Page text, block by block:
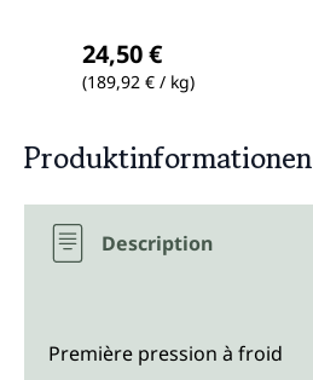
24,50 €
(189,92 € / kg)
Produktinformationen
Description
Première pression à froid